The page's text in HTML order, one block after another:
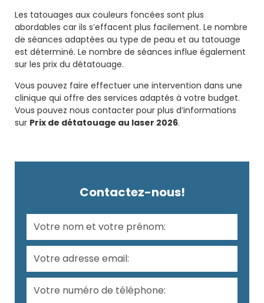
Les tatouages ​​aux couleurs foncées sont plus
abordables car ils s’effacent plus facilement. Le nombre
de séances adaptées au type de peau et au tatouage
est déterminé. Le nombre de séances influe également
sur les prix du détatouage.
Vous pouvez faire effectuer une intervention dans une
clinique qui offre des services adaptés à votre budget.
Vous pouvez nous contacter pour plus d’informations
sur Prix de détatouage au laser 2026.
Contactez-nous!